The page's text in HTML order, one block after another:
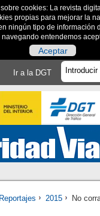
cookies: La revista
propias para mejorar la
ningún tipo de información
navegando entendemos
Aceptar
Ir a la DGT
Reportajes 2015 No